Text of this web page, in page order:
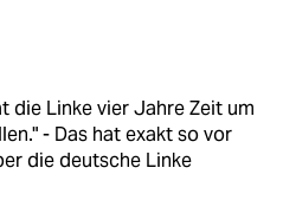
die Linke vier Jahre Zeit um
- Das hat exakt so vor
die deutsche Linke